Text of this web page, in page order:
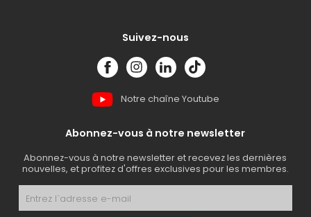
Suivez-nous
Notre chaîne Youtube
Abonnez-vous à notre newsletter
Abonnez-vous à notre newsletter et recevez les dernières
nouvelles, et profitez d'offres exclusives pour les membres.